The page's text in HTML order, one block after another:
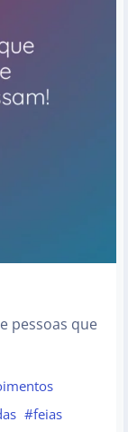
pessoas que
#feias